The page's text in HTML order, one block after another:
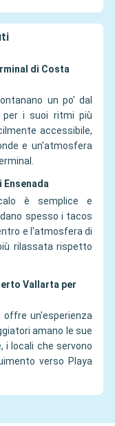
di Costa
un po' dal
per i suoi ritmi più
accessibile,
e un'atmosfera
Ensenada
è semplice e
spesso i tacos
e l'atmosfera di
rilassata rispetto
Vallarta per
offre un'esperienza
amano le sue
i locali che servono
verso Playa